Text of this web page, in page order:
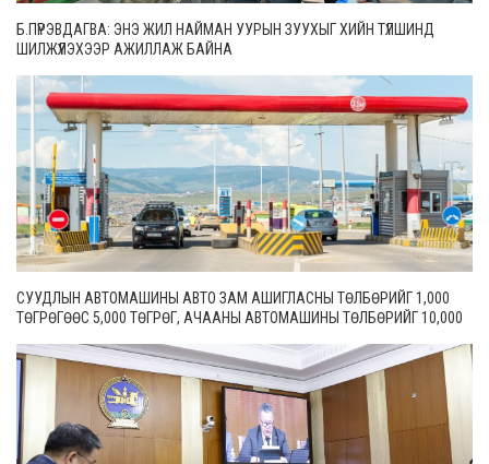
Б.ПҮРЭВДАГВА: ЭНЭ ЖИЛ НАЙМАН УУРЫН ЗУУХЫГ ХИЙН ТҮЛШИНД
ШИЛЖҮҮЛЭХЭЭР АЖИЛЛАЖ БАЙНА
СУУДЛЫН АВТОМАШИНЫ АВТО ЗАМ АШИГЛАСНЫ ТӨЛБӨРИЙГ 1,000
ТӨГРӨГӨӨС 5,000 ТӨГРӨГ, АЧААНЫ АВТОМАШИНЫ ТӨЛБӨРИЙГ 10,000